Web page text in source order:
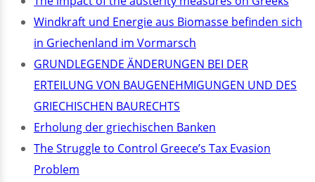
Windkraft und Energie aus Biomasse befinden sich
in Griechenland im Vormarsch
GRUNDLEGENDE ÄNDERUNGEN BEI DER
ERTEILUNG VON BAUGENEHMIGUNGEN UND DES
GRIECHISCHEN BAURECHTS
Erholung der griechischen Banken
The Struggle to Control Greece’s Tax Evasion
Problem